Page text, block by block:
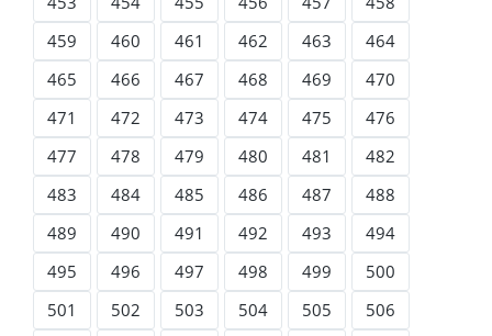
459
460 461 462 463
464
465
466 467 468 469
470
471
472 473 474 475
476
477
478 479 480 481
482
483
484 485 486 487
488
489
490 491 492 493
494
495
496 497 498 499
500
501
502 503 504 505
506